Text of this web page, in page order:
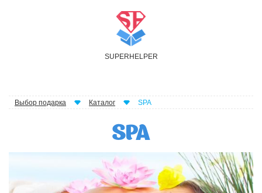
SUPER H ELPER
Выбор подарка Каталог SPA
SPA